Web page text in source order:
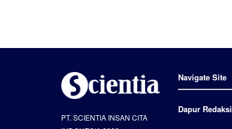
PT. SCIENTIA INSAN CITA
Navigate Site
Dapur Redaksi